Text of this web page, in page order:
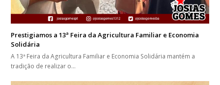
Prestigiamos a 13ª Feira da Agricultura Familiar e Economia
Solidária
A 13ª Feira da Agricultura Familiar e Economia Solidária mantém a
tradição de realizar o…